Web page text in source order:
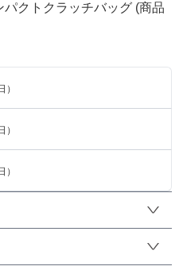
パクトクラッチバッグ(商品
）
）
）